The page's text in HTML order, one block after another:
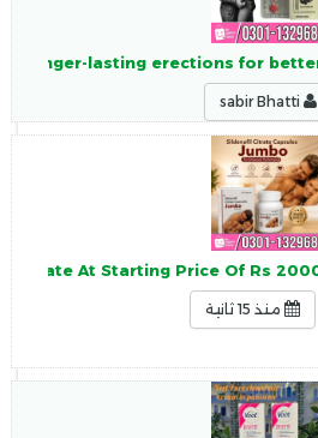
longer-lasting erections for
citrate At Starting Price Of Rs
منذ 15 ثانية